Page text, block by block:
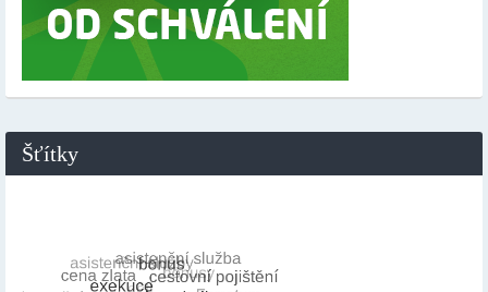
Šťítky